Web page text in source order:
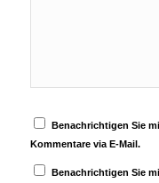
Benachrichtigen Sie
Kommentare via E-Mail.
Benachrichtigen Sie